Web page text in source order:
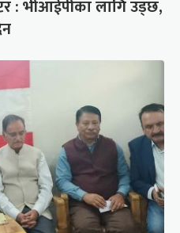
: भीआईपीका लागि उड्छ,